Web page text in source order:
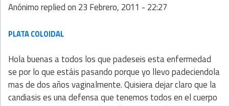
Anónimoreplied on 23 Febrero, 2011 - 22:27
PLATA COLOIDAL
Hola buenas a todos los que padeseis esta enfermedad
se por lo que estáis pasando porque yo llevo padeciendola
mas de dos años vaginalmente. Quisiera dejar claro que la
candiasis es una defensa que tenemos todos en el cuerpo